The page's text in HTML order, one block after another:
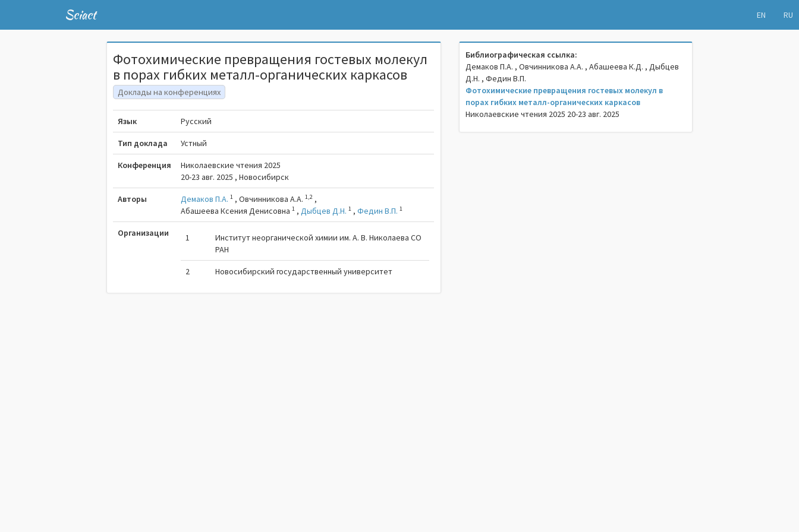
Sciact EN RU
Фотохимические превращения гостевых молекул
в порах гибких металл-органических каркасов
Доклады на конференциях
Язык Русский
Тип доклада Устный
Конференция
Николаевские чтения 2025
20-23 авг. 2025 , Новосибирск
Авторы Демаков П.А. 1 ,Овчинникова А.А.1,2 ,
Абашеева Ксения Денисовна1 ,Дыбцев Д.Н. 1 ,Федин В.П. 1
Организации 1
Институт неорганической химии им. А. В. Николаева СО
РАН
2 Новосибирский государственный университет
Библиографическая ссылка:
Демаков П.А. , Овчинникова А.А. , Абашеева К.Д. , Дыбцев
Д.Н. , Федин В.П.
Фотохимические превращения гостевых молекул в
порах гибких металл-органических каркасов
Николаевские чтения 2025 20-23 авг. 2025